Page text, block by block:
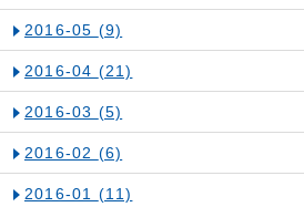
2016-05 (9)
2016-04 (21)
2016-03 (5)
2016-02 (6)
2016-01 (11)